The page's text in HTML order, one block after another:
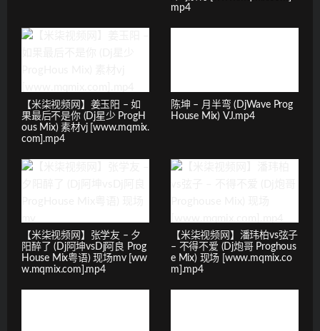
mp4
【米柒视频网】姜玉阳 – 如
果最后不是你 (Dj星少 ProgH
ous Mix) 素材vj [www.mqmix.
com].mp4
陈坤 – 月半弯 (DjWave Prog
House Mix) VJ.mp4
【米柒视频网】张学友 – 夕
阳醉了 (Dj阿坤vsDj阿良 Prog
House Mix粤语) 现场mv [ww
w.mqmix.com].mp4
【米柒视频网】潘玮柏vs弦子
– 不得不爱 (Dj炮哥 Proghous
e Mix) 现场 [www.mqmix.co
m].mp4